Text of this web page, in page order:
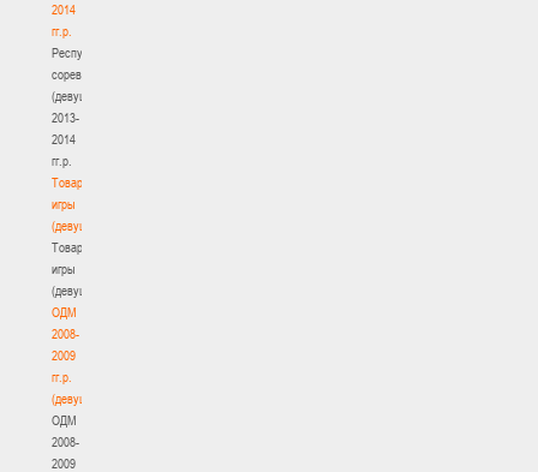
2014
гг.р.
Республиканские
соревнования
(девушки)
2013-
2014
гг.р.
Товарищеские
игры
(девушки)
Товарищеские
игры
(девушки)
ОДМ
2008-
2009
гг.р.
(девушки)
ОДМ
2008-
2009